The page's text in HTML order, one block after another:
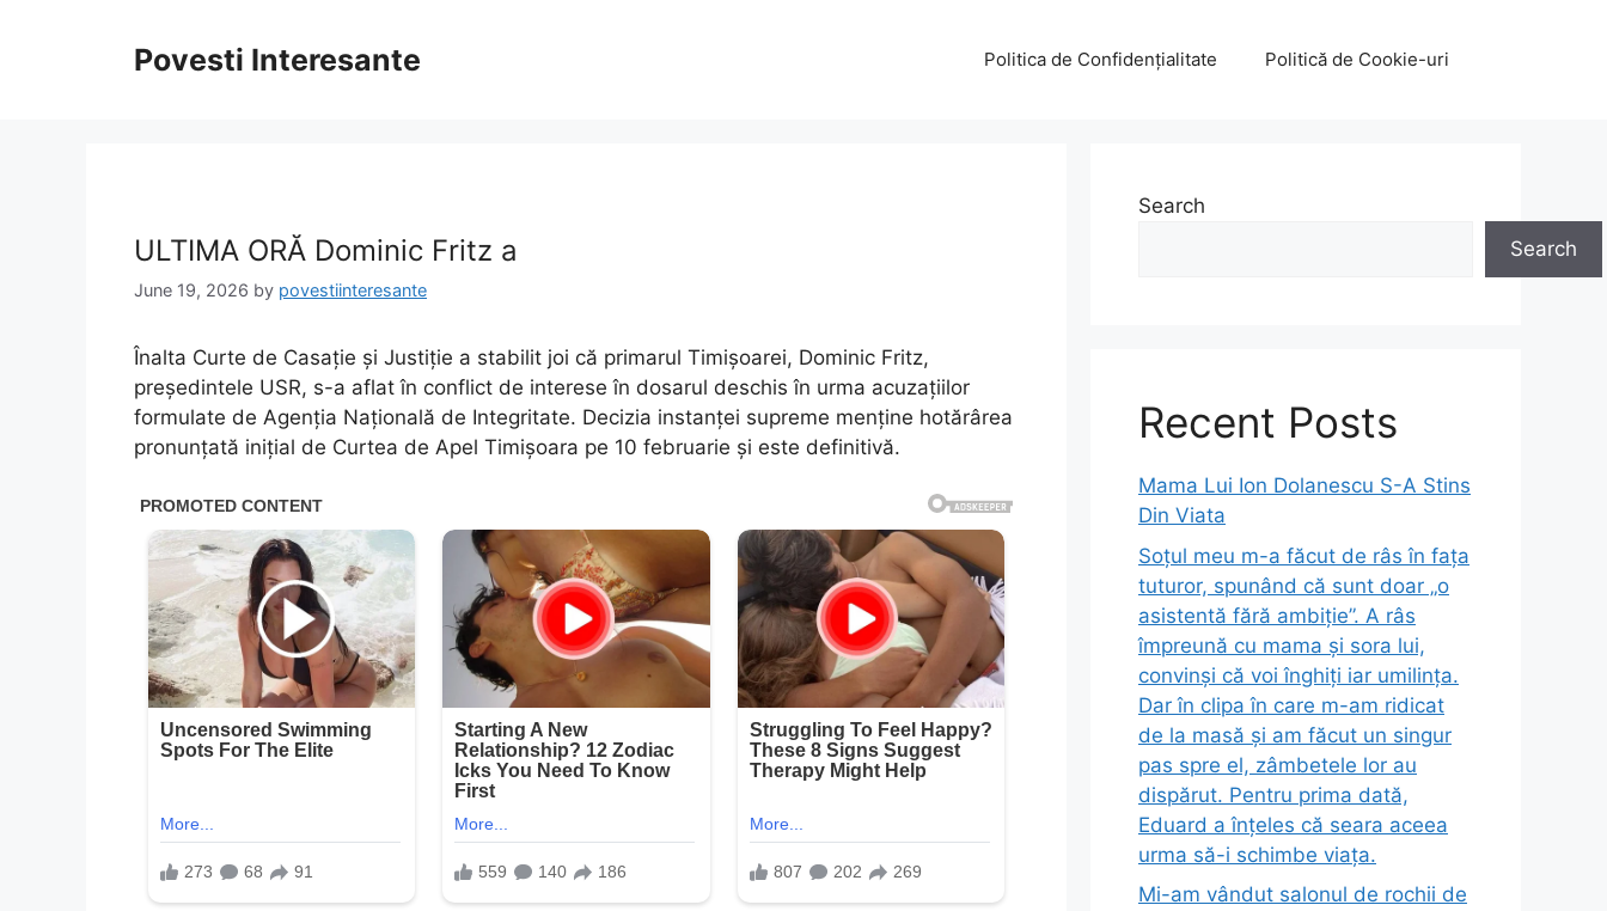
Povesti Interesante Politica de Confidențialitate Politică de Cookie-uri
ULTIMA ORĂ Dominic Fritz a
June 19, 2026 by povestiinteresante
Înalta Curte de Casație și Justiție a stabilit joi că primarul Timișoarei, Dominic Fritz,
președintele USR, s-a aflat în conflict de interese în dosarul deschis în urma acuzațiilor
formulate de Agenția Națională de Integritate. Decizia instanței supreme menține hotărârea
pronunțată inițial de Curtea de Apel Timișoara pe 10 februarie și este definitivă.
Search
Search
Recent Posts
Mama Lui Ion Dolanescu S-A Stins
Din Viata
Soțul meu m-a făcut de râs în fața
tuturor, spunând că sunt doar „o
asistentă fără ambiție”. A râs
împreună cu mama și sora lui,
convinși că voi înghiți iar umilința.
Dar în clipa în care m-am ridicat
de la masă și am făcut un singur
pas spre el, zâmbetele lor au
dispărut. Pentru prima dată,
Eduard a înțeles că seara aceea
urma să-i schimbe viața.
Mi-am vândut salonul de rochii de